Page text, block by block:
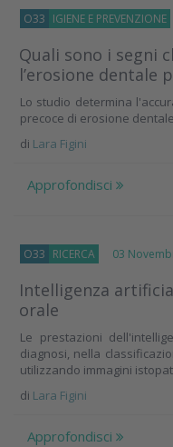
O33 IGIENE E PREVENZIONE
Quali sono i segni
l’erosione dentale
Lo studio determina
precoce di erosione
di Lara Figini
Approfondisci
O33 RICERCA 03
Intelligenza
orale
Le prestazioni
diagnosi, nella
utilizzando immagini
di Lara Figini
Approfondisci